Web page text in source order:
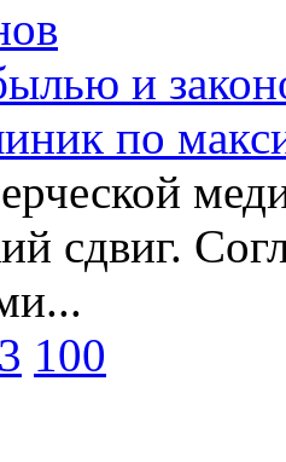
и
по
сдвиг.
100